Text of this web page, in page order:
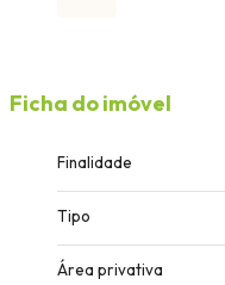
Ficha do imóvel
Finalidade
Tipo
Área privativa